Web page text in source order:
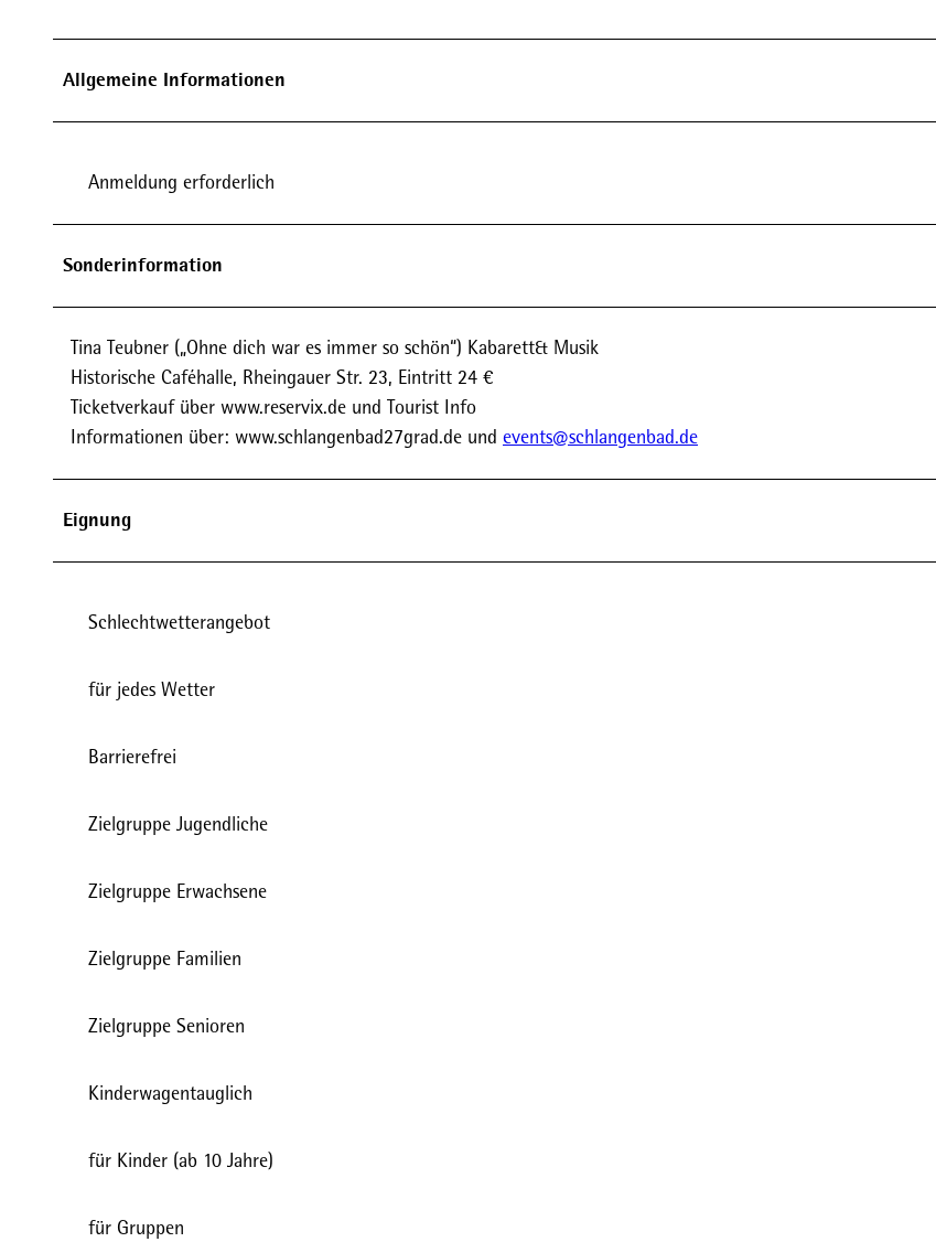
Allgemeine Informationen
Anmeldung erforderlich
Sonderinformation
Tina Teubner („Ohne dich war es immer so schön“) Kabarett& Musik
Historische Caféhalle, Rheingauer Str. 23, Eintritt 24 €
Ticketverkauf über www.reservix.de und Tourist Info
Informationen über: www.schlangenbad27grad.de und events@schlangenbad.de
Eignung
Schlechtwetterangebot
für jedes Wetter
Barrierefrei
Zielgruppe Jugendliche
Zielgruppe Erwachsene
Zielgruppe Familien
Zielgruppe Senioren
Kinderwagentauglich
für Kinder (ab 10 Jahre)
für Gruppen